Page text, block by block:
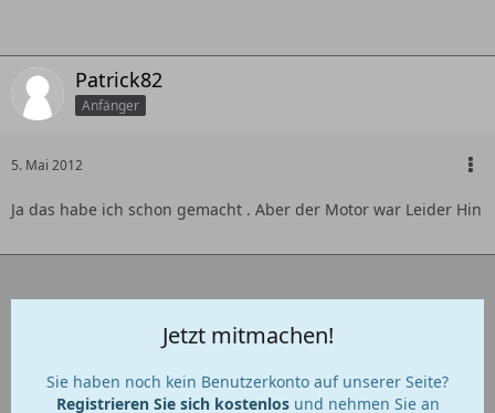
Patrick82
Anfänger
5. Mai 2012
Ja das habe ich schon gemacht . Aber der Motor war Leider Hin
Jetzt mitmachen!
Sie haben noch kein Benutzerkonto auf unserer Seite?
Registrieren Sie sich kostenlosund nehmen Sie an